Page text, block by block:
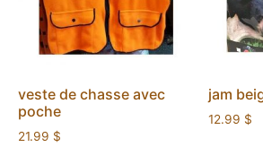
veste de chasse avec
poche
21.99 $
jam
12.99 $